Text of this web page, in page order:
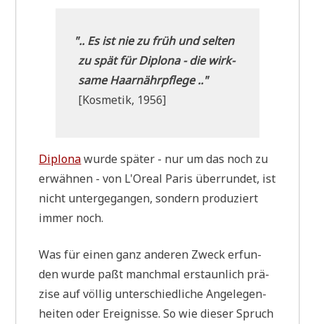
".. Es ist nie zu früh und sel­ten
zu spät für Diplo­na - die wirk­
sa­me Haar­nähr­pfle­ge .."
[Kos­me­tik, 1956]
Diplo­nawur­de spä­ter - nur um das noch zu
erwäh­nen - von L'Oreal Paris über­run­det, ist
nicht unter­ge­gan­gen, son­dern pro­du­ziert
immer noch.
Was für einen ganz ande­ren Zweck erfun­
den wur­de paßt manch­mal erstaun­lich prä­
zi­se auf völ­lig unter­schied­li­che Ange­le­gen­
hei­ten oder Ereig­nis­se. So wie die­ser Spruch